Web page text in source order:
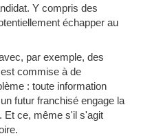
Y compris des
échapper au
par exemple, des
commise à de
: toute information
futur franchisé engage la
Et ce, même s'il s'agit